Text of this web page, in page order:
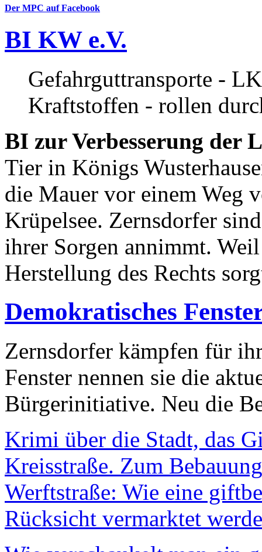
Der MPC auf Facebook
BI KW e.V.
Gefahrguttransporte -
Kraftstoffen - rollen
BI zur Verbesserung der
Tier in Königs
die Mauer vor einem Weg
Krüpelsee. Zernsdorfer
ihrer Sorgen annimmt.
Herstellung des Rechts
Demokratisches
Zernsdorfer kämpfen für
Fenster nennen sie die
Bürgerinitiative. Neu die
Krimi über die Stadt, das
Kreisstraße. Zum
Werftstraße: Wie eine
Rücksicht vermarktet